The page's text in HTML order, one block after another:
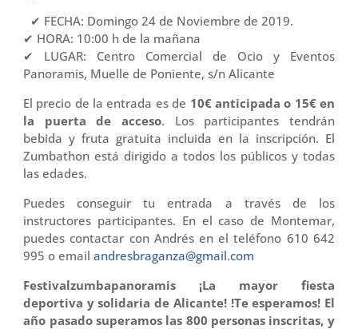
✔ FECHA: Domingo 24 de Noviembre de 2019.
✔ HORA: 10:00 h de la mañana
✔ LUGAR: Centro Comercial de Ocio y Eventos
Panoramis, Muelle de Poniente, s/n Alicante
El precio de la entrada es de 10€ anticipada o 15€ en
la puerta de acceso. Los participantes tendrán
bebida y fruta gratuita incluida en la inscripción. El
Zumbathon está dirigido a todos los públicos y todas
las edades.
Puedes conseguir tu entrada a través de los
instructores participantes. En el caso de Montemar,
puedes contactar con Andrés en el teléfono 610 642
995 o emailandresbraganza@gmail.com
Festivalzumbapanoramis ¡La mayor fiesta
deportiva y solidaria de Alicante! !Te esperamos! El
año pasado superamos las 800 personas inscritas, y